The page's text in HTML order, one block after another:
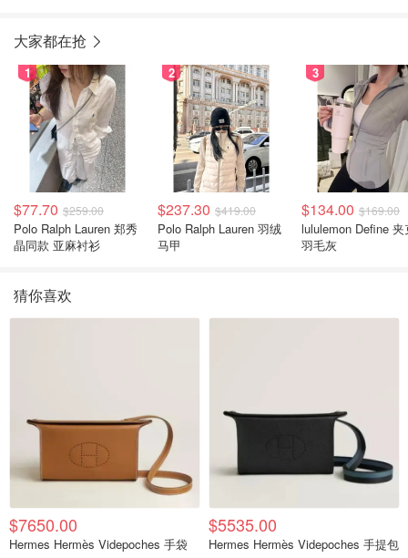
大家都在抢
1
$77.70 $259.00
Polo Ralph Lauren 郑秀
晶同款 亚麻衬衫
2
$237.30 $419.00
Polo Ralph Lauren 羽绒
马甲
3
$134.00 $169.00
lululemon Define 夹
羽毛灰
猜你喜欢
$7650.00
Hermes Hermès Videpoches 手袋
$5535.00
Hermes Hermès Videpoches 手提包